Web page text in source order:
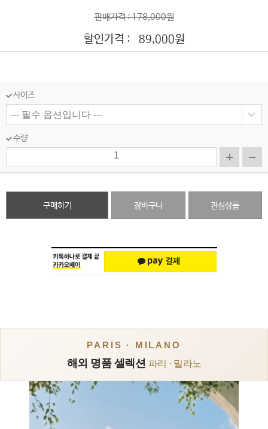
판매가격 : 178,000원
할인가격 : 89,000원
사이즈
수량
구매하기 장바구니 관심상품
PARIS · MILANO
해외 명품 셀렉션 파리 · 밀라노